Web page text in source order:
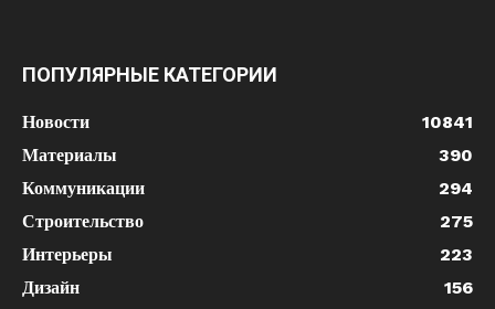
ПОПУЛЯРНЫЕ КАТЕГОРИИ
Новости
10841
Материалы
390
Коммуникации
294
Строительство
275
Интерьеры
223
Дизайн
156